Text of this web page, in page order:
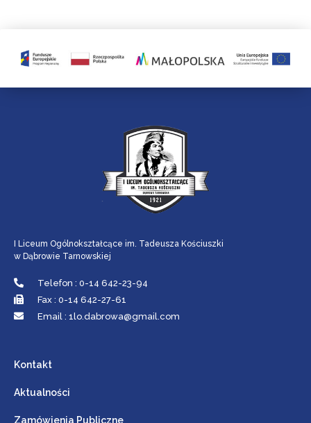
I Liceum Ogólnokształcące im. Tadeusza Kościuszki
w Dąbrowie Tarnowskiej
Telefon : 0-14 642-23-94
Fax : 0-14 642-27-61
Email : 1lo.dabrowa@gmail.com
Kontakt
Aktualności
Zamówienia Publiczne